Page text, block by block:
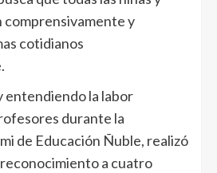
comprensivamente y
cotidianos
entendiendo la labor
durante la
de Educación Ñuble, realizó
a cuatro